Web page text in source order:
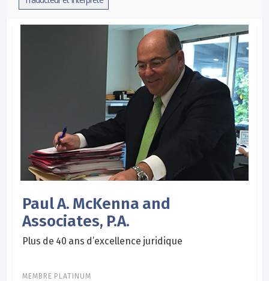
Paul A. McKenna and
Associates, P.A.
Plus de 40 ans d’excellence juridique
MEMBRE PLATINUM